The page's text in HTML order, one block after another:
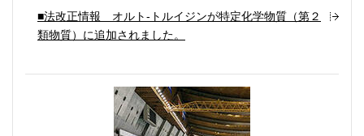
■法改正情報 オルト-トルイジンが特定化学物質（第２
類物質）に追加されました。